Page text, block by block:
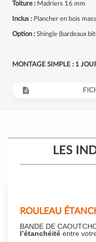
Toiture : Madriers 16 mm
Inclus : Plancher en bois
Option : Shingle (bardeaux
MONTAGE SIMPLE : 1
LES
ROULEAU
BANDE DE
l’étanchéité entre